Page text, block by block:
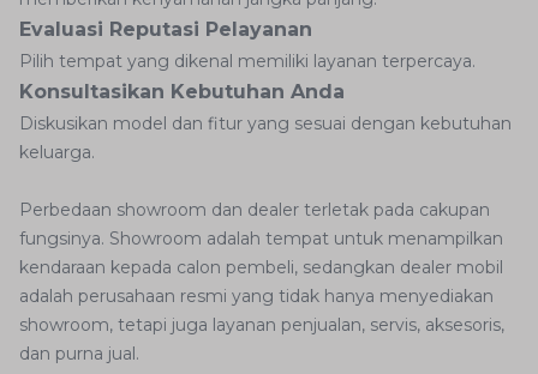
Evaluasi Reputasi Pelayanan
Pilih tempat yang dikenal memiliki layanan terpercaya.
Konsultasikan Kebutuhan Anda
Diskusikan model dan fitur yang sesuai dengan kebutuhan
keluarga.
Perbedaan showroom dan dealer terletak pada cakupan
fungsinya. Showroom adalah tempat untuk menampilkan
kendaraan kepada calon pembeli, sedangkan dealer mobil
adalah perusahaan resmi yang tidak hanya menyediakan
showroom, tetapi juga layanan penjualan, servis, aksesoris,
dan purna jual.